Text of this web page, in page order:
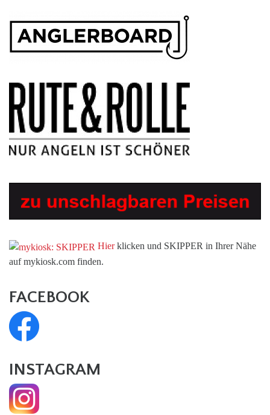
Hierklicken und SKIPPER in Ihrer Nähe
auf mykiosk.com finden.
FACEBOOK
INSTAGRAM